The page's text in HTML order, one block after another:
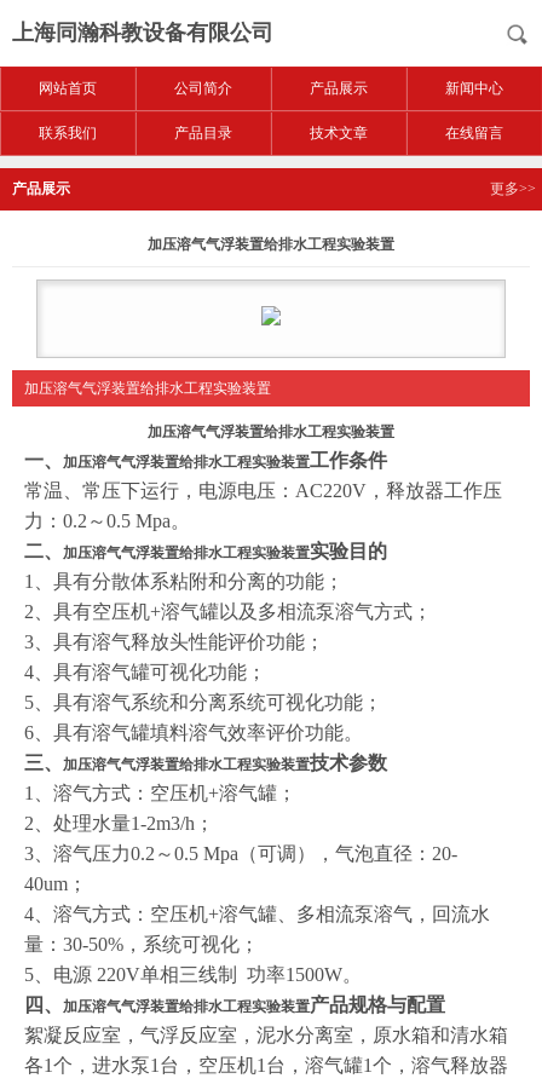
上海同瀚科教设备有限公司
网站首页 公司简介 产品展示 新闻中心
联系我们 产品目录 技术文章 在线留言
产品展示 更多>>
加压溶气气浮装置给排水工程实验装置
加压溶气气浮装置给排水工程实验装置
加压溶气气浮装置给排水工程实验装置
一、 加压溶气气浮装置给排水工程实验装置工作条件
常温、常压下运行，电源电压：AC220V，释放器工作压
力：0.2～0.5 Mpa。
二、
加压溶气气浮装置给排水工程实验装置实验目的
1、具有分散体系粘附和分离的功能；
2、具有空压机+溶气罐以及多相流泵溶气方式；
3、具有溶气释放头性能评价功能；
4、具有溶气罐可视化功能；
5、具有溶气系统和分离系统可视化功能；
6、具有溶气罐填料溶气效率评价功能。
三、
加压溶气气浮装置给排水工程实验装置技术参数
1、溶气方式：空压机+溶气罐；
2、处理水量1-2m3/h ；
3、溶气压力0.2～0.5 Mpa（可调），气泡直径：20-
40um；
4、溶气方式：空压机+溶气罐、多相流泵溶气，回流水
量：30-50%，系统可视化；
5 、电源 220V单相三线制 功率1500W。
四、
加压溶气气浮装置给排水工程实验装置产品规格与配置
絮凝反应室，气浮反应室，泥水分离室，原水箱和清水箱
各1个，进水泵1台，空压机1台，溶气罐1个，溶气释放器